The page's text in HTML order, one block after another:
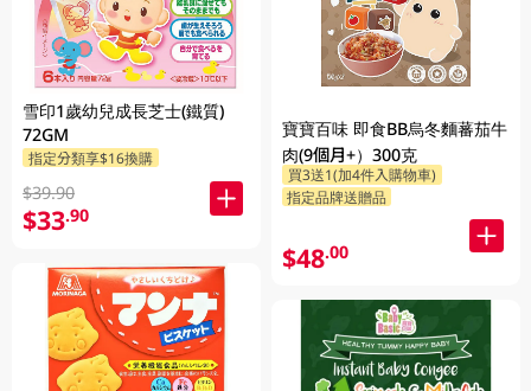
雪印1歲幼兒成長芝士(鐵質)
72GM
指定分類享$16換購
$39.90
$33.90
寶寶百味 即食BB烏冬麵蕃茄牛
肉(9個月+）300克
買3送1(加4件入購物車)
指定品牌送贈品
$48.00